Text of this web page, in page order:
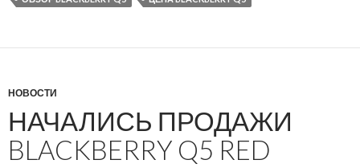
НОВОСТИ
НАЧАЛИСЬ ПРОДАЖИ
BLACKBERRY Q5 RED